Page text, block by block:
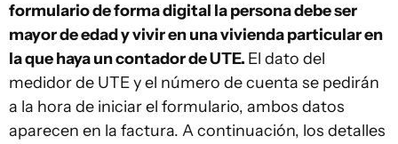
formulario de forma digital la persona debe ser
mayor de edad y vivir en una vivienda particular en
la que haya un contador de UTE. El dato del
medidor de UTE y el número de cuenta se pedirán
a la hora de iniciar el formulario, ambos datos
aparecen en la factura. A continuación, los detalles